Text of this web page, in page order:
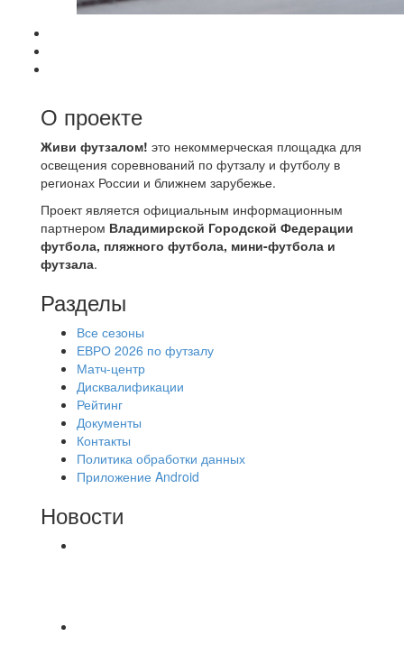
О проекте
Живи футзалом! это некоммерческая площадка для
освещения соревнований по футзалу и футболу в
регионах России и ближнем зарубежье.
Проект является официальным информационным
партнером Владимирской Городской Федерации
футбола, пляжного футбола, мини-футбола и
футзала.
Разделы
Все сезоны
ЕВРО 2026 по футзалу
Матч-центр
Дисквалификации
Рейтинг
Документы
Контакты
Политика обработки данных
Приложение Android
Новости